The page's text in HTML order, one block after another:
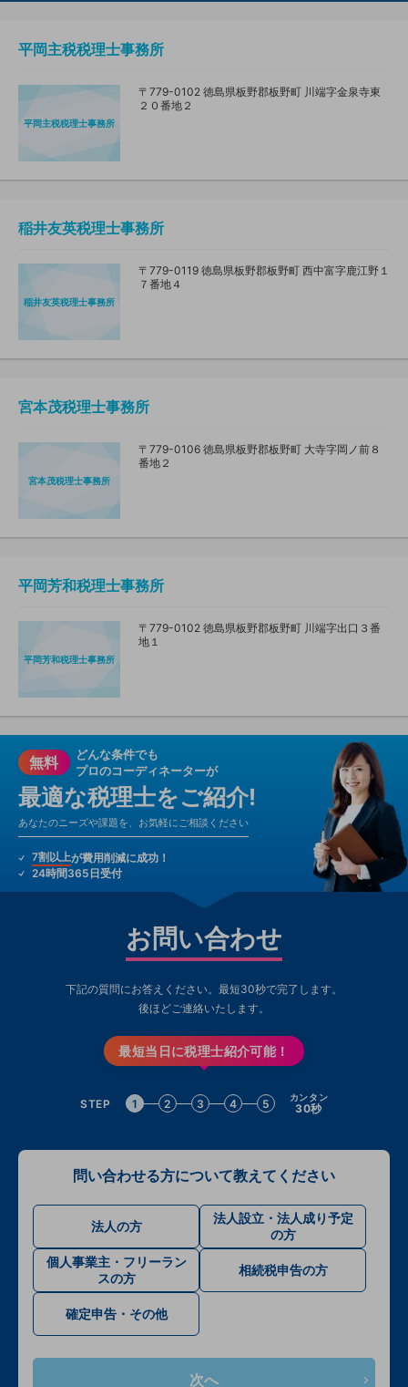
平岡主税税理士事務所
平岡主税税理士事務所
〒779-0102 徳島県板野郡板野町 川端字金泉寺東
２０番地２
稲井友英税理士事務所
稲井友英税理士事務所
〒779-0119 徳島県板野郡板野町 西中富字鹿江野１
７番地４
宮本茂税理士事務所
宮本茂税理士事務所
〒779-0106 徳島県板野郡板野町 大寺字岡ノ前８
番地２
平岡芳和税理士事務所
平岡芳和税理士事務所
〒779-0102 徳島県板野郡板野町 川端字出口３番
地１
無料
どんな条件でも
プロのコーディネーターが
最適な税理士をご紹介!
あなたのニーズや課題を、お気軽にご相談ください
7割以上が費用削減に成功！
24時間365日受付
お問い合わせ
下記の質問にお答えください。最短30秒で完了します。
後ほどご連絡いたします。
最短当日に税理士紹介可能！
STEP 1 2 3 4 5 カンタン
30秒
問い合わせる方について教えてください
法人の方
法人設立・法人成り予定
の方
個人事業主・フリーラン
スの方
相続税申告の方
確定申告・その他
次へ